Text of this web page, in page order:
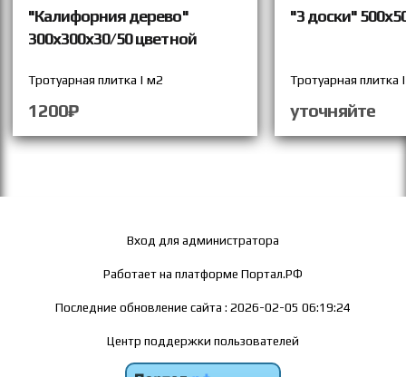
"Калифорния дерево"
300х300х30/50 цветной
Тротуарная плитка | м2
1200₽
"3 доски"
Тротуарная плитка
уточняйте
Вход для администратора
Работает на платформе Портал.РФ
Последние обновление сайта : 2026-02-05 06:19:24
Центр поддержки пользователей